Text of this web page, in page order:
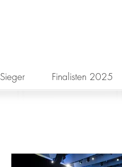
Sieger Finalisten 2025